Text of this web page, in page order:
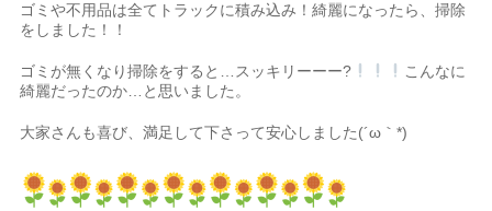
ゴミや不用品は全てトラックに積み込み！綺麗になったら、掃除
をしました！！
ゴミが無くなり掃除をすると…スッキリーーー?
こんなに
綺麗だったのか…と思いました。
大家さんも喜び、満足して下さって安心しました(´ω｀*)